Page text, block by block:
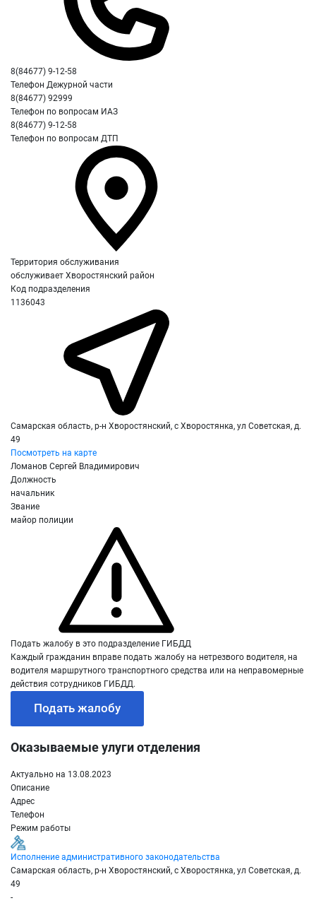
8(84677) 9-12-58
Телефон Дежурной части
8(84677) 92999
Телефон по вопросам ИАЗ
8(84677) 9-12-58
Телефон по вопросам ДТП
Территория обслуживания
обслуживает Хворостянский район
Код подразделения
1136043
Самарская область, р-н Хворостянский, с Хворостянка, ул Советская, д.
49
Посмотреть на карте
Ломанов Сергей Владимирович
Должность
начальник
Звание
майор полиции
Подать жалобу в это подразделение ГИБДД
Каждый гражданин вправе подать жалобу на нетрезвого водителя, на
водителя маршрутного транспортного средства или на неправомерные
действия сотрудников ГИБДД.
Подать жалобу
Оказываемые улуги отделения
Актуально на 13.08.2023
Описание
Адрес
Телефон
Режим работы
Исполнение административного законодательства
Самарская область, р-н Хворостянский, с Хворостянка, ул Советская, д.
49
-